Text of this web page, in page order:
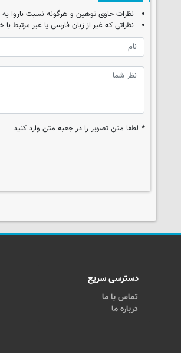
نظرات حاوی توهین و هرگونه نسبت
نظراتی که غیر از زبان فارسی یا غیر مرتبط
* لطفا متن تصویر را در جعبه متن وارد کنید
دسترسی سریع
تماس با ما
درباره ما